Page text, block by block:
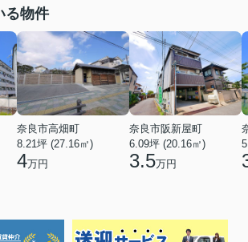
る物件
奈良市高畑町
8.21坪 (27.16㎡)
4万円
奈良市阪新屋町
6.09坪 (20.16㎡)
3.5万円